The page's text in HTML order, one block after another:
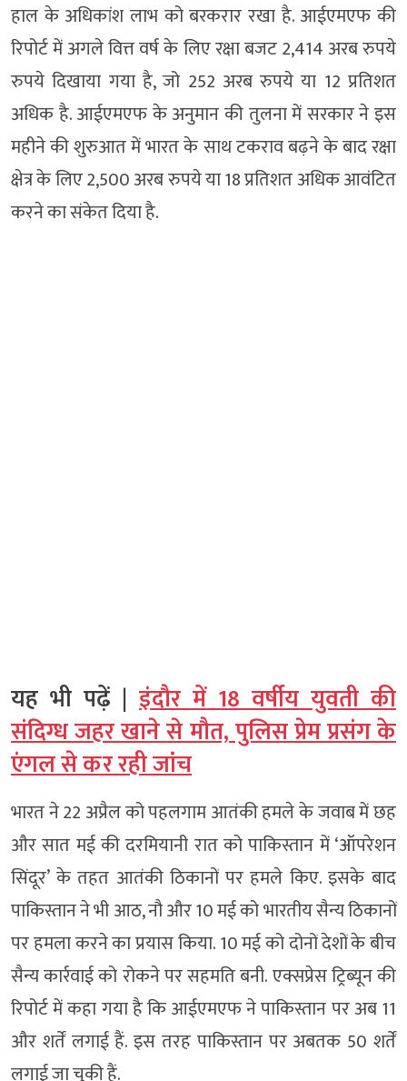
हाल के अधिकांश लाभ को बरकरार रखा है. आईएमएफ की
रिपोर्ट में अगले वित्त वर्ष के लिए रक्षा बजट 2,414 अरब रुपये
रुपये दिखाया गया है, जो 252 अरब रुपये या 12 प्रतिशत
अधिक है. आईएमएफ के अनुमान की तुलना में सरकार ने इस
महीने की शुरुआत में भारत के साथ टकराव बढ़ने के बाद रक्षा
क्षेत्र के लिए 2,500 अरब रुपये या 18 प्रतिशत अधिक आवंटित
करने का संकेत दिया है.
यह भी पढ़ें | इंदौर में 18 वर्षीय युवती की
संदिग्ध जहर खाने से मौत, पुलिस प्रेम प्रसंग के
एंगल से कर रही जांच
भारत ने 22 अप्रैल को पहलगाम आतंकी हमले के जवाब में छह
और सात मई की दरमियानी रात को पाकिस्तान में ‘ऑपरेशन
सिंदूर’ के तहत आतंकी ठिकानों पर हमले किए. इसके बाद
पाकिस्तान ने भी आठ, नौ और 10 मई को भारतीय सैन्य ठिकानों
पर हमला करने का प्रयास किया. 10 मई को दोनों देशों के बीच
सैन्य कार्रवाई को रोकने पर सहमति बनी. एक्सप्रेस ट्रिब्यून की
रिपोर्ट में कहा गया है कि आईएमएफ ने पाकिस्तान पर अब 11
और शर्तें लगाई हैं. इस तरह पाकिस्तान पर अबतक 50 शर्तें
लगाई जा चुकी हैं.